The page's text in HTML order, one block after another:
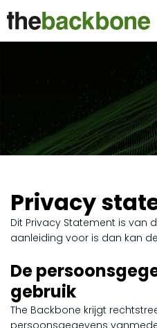
Privacy
Dit Privacy Statement is van
aanleiding voor is dan kan
De
gebruik
The Backbone krijgt
persoonsgegevens